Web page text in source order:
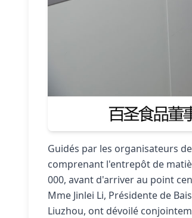
Guidés par les organisateurs
comprenant l'entrepôt de
000, avant d'arriver au point
Mme Jinlei Li, Présidente de
Liuzhou, ont dévoilé